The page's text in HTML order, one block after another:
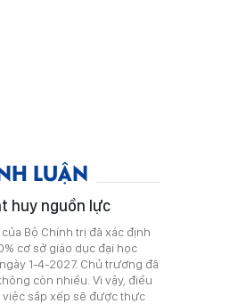
LUẬN
huy nguồn lực
Bộ Chính trị đã xác định
cơ sở giáo dục đại học
1-4-2027. Chủ trương đã
còn nhiều. Vì vậy, điều
việc sắp xếp sẽ được thực